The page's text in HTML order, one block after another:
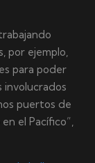
por ejemplo,
para poder
involucrados
puertos de
el Pacífico”,